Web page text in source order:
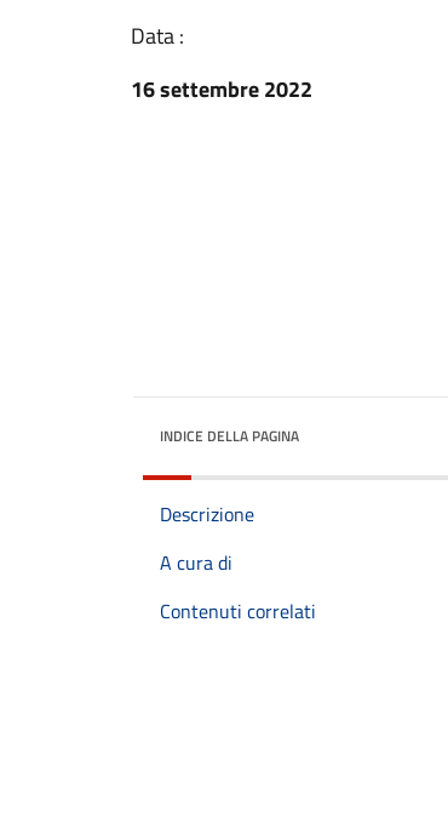
Data :
16 settembre 2022
INDICE DELLA PAGINA
Descrizione
A cura di
Contenuti correlati